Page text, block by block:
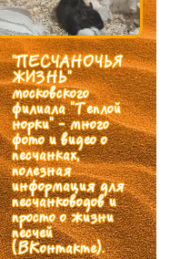
"ПЕСЧАНОЧЬЯ
ЖИЗНЬ"
московского
филиала "Теплой
норки" - много
фото и видео о
песчанках,
полезная
информация для
песчанководов и
просто о жизни
песчей
(ВКонтакте).